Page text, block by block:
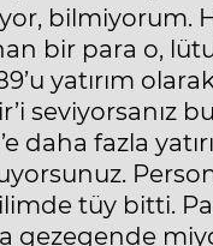
bilmiyorum.
bir para o,
yatırım
seviyorsanız
daha fazla
tüy bitti.
gezegende